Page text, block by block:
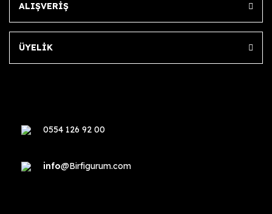
ALIŞVERİŞ
ÜYELİK
0554 126 92 00
info@Birfigurum.com